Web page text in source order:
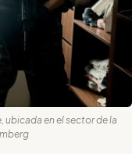
ubicada en el sector de la